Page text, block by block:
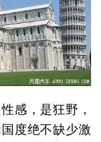
感，是狂野，
度绝不缺少激